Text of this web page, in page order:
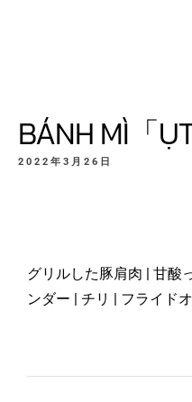
BÁNH MÌ「
2022年3月26日
グリルした豚肩肉 | 甘酸
ンダー | チリ | フライド